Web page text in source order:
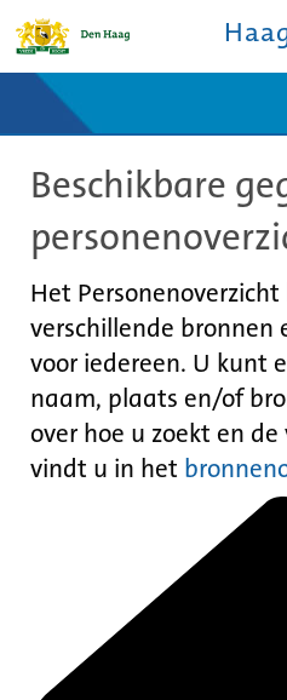
Ontdek de stad
De studiezaal
Bronnen en collecties
Contact
Beschikbare
Het
verschillende bronnen
voor iedereen. U kunt
naam, plaats en/of
over hoe u zoekt en
vindt u in het